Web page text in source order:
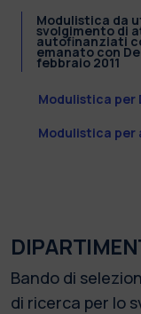
Modulistica da
svolgimento di
autofinanziati
emanato con
febbraio 2011
Modulistica
Modulistica per
Bando di
di ricerca per lo